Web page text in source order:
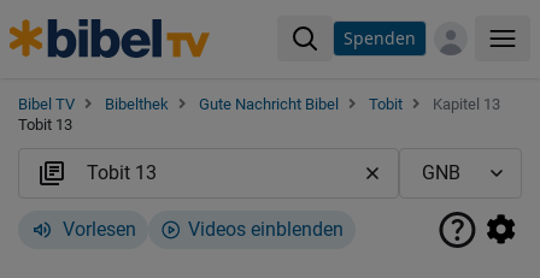
Spenden
Bibel TV Bibelthek Gute Nachricht Bibel Tobit
Kapitel 13
Tobit 13
Vorlesen Videos einblenden